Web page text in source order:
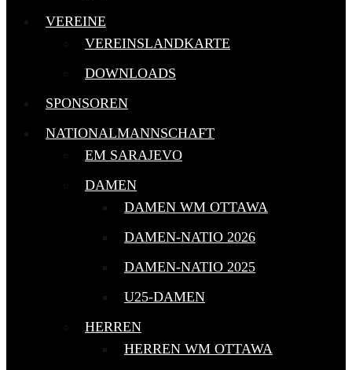
VEREINE
VEREINSLANDKARTE
DOWNLOADS
SPONSOREN
NATIONALMANNSCHAFT
EM SARAJEVO
DAMEN
DAMEN WM OTTAWA
DAMEN-NATIO 2026
DAMEN-NATIO 2025
U25-DAMEN
HERREN
HERREN WM OTTAWA